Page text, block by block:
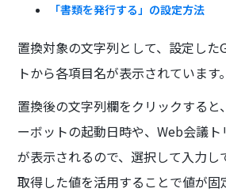
「書類を発行する」の設定方法
置換対象の文字列として、設定し
トから各項目名が表示されています。
置換後の文字列欄をクリックすると
ーボットの起動日時や、Web会議
が表示されるので、選択して入力し
取得した値を活用することで値が固